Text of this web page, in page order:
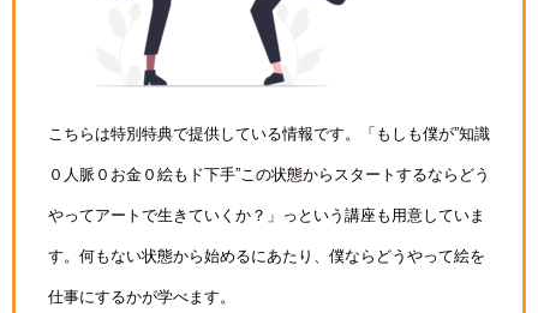
こちらは特別特典で提供している情報です。「もしも僕が”知識
０人脈０お金０絵もド下手”この状態からスタートするならどう
やってアートで生きていくか？」っという講座も用意していま
す。何もない状態から始めるにあたり、僕ならどうやって絵を
仕事にするかが学べます。